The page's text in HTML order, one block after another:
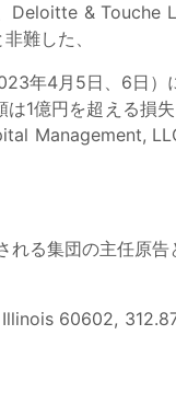
& Touche
難した、
年4月5日、6日
1億円を超える損
Management,
る集団の主任原
60602,